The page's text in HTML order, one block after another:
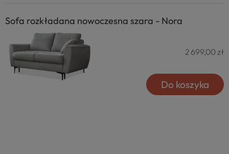
Sofa rozkładana nowoczesna szara - Nora
2 699,00 zł
Do koszyka